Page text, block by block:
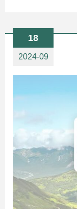
18
2024-09